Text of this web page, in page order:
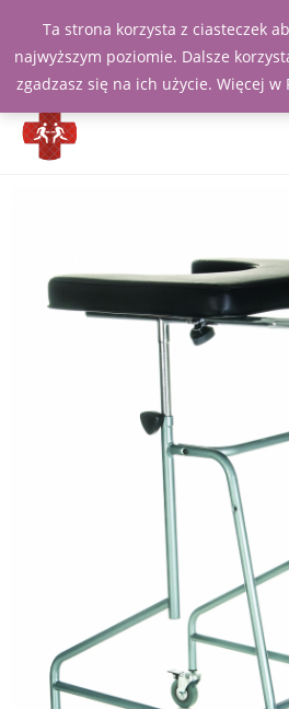
Zadzwoń 539
Ta strona korzysta z ciasteczek
najwyższym poziomie. Dalsze
zgadzasz się na ich użycie. Więcej w